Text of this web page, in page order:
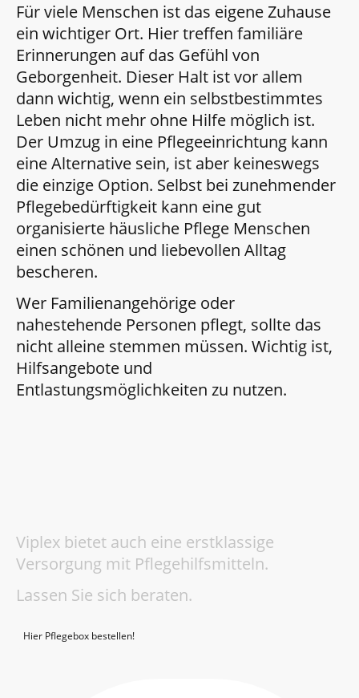
Für viele Menschen ist das eigene Zuhause
ein wichtiger Ort. Hier treffen familiäre
Erinnerungen auf das Gefühl von
Geborgenheit. Dieser Halt ist vor allem
dann wichtig, wenn ein selbstbestimmtes
Leben nicht mehr ohne Hilfe möglich ist.
Der Umzug in eine Pflegeeinrichtung kann
eine Alternative sein, ist aber keineswegs
die einzige Option. Selbst bei zunehmender
Pflegebedürftigkeit kann eine gut
organisierte häusliche Pflege Menschen
einen schönen und liebevollen Alltag
bescheren.
Wer Familienangehörige oder
nahestehende Personen pflegt, sollte das
nicht alleine stemmen müssen. Wichtig ist,
Hilfsangebote und
Entlastungsmöglichkeiten zu nutzen.
Viplex bietet auch eine erstklassige
Versorgung mit Pflegehilfsmitteln.
Lassen Sie sich beraten.
Hier Pflegebox bestellen!